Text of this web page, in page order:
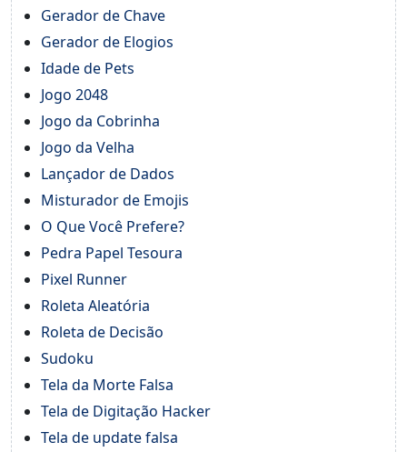
Gerador de Chave
Gerador de Elogios
Idade de Pets
Jogo 2048
Jogo da Cobrinha
Jogo da Velha
Lançador de Dados
Misturador de Emojis
O Que Você Prefere?
Pedra Papel Tesoura
Pixel Runner
Roleta Aleatória
Roleta de Decisão
Sudoku
Tela da Morte Falsa
Tela de Digitação Hacker
Tela de update falsa